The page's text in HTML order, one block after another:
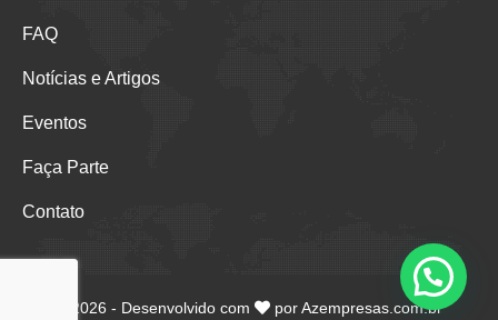
FAQ
Notícias e Artigos
Eventos
Faça Parte
Contato
2026 - Desenvolvido com porAzempresas.com.br